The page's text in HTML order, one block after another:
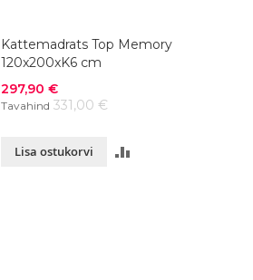
Kattemadrats Top Memory
120x200xK6 cm
Soodushind
297,90 €
Tavahind 331,00 €
Lisa ostukorvi